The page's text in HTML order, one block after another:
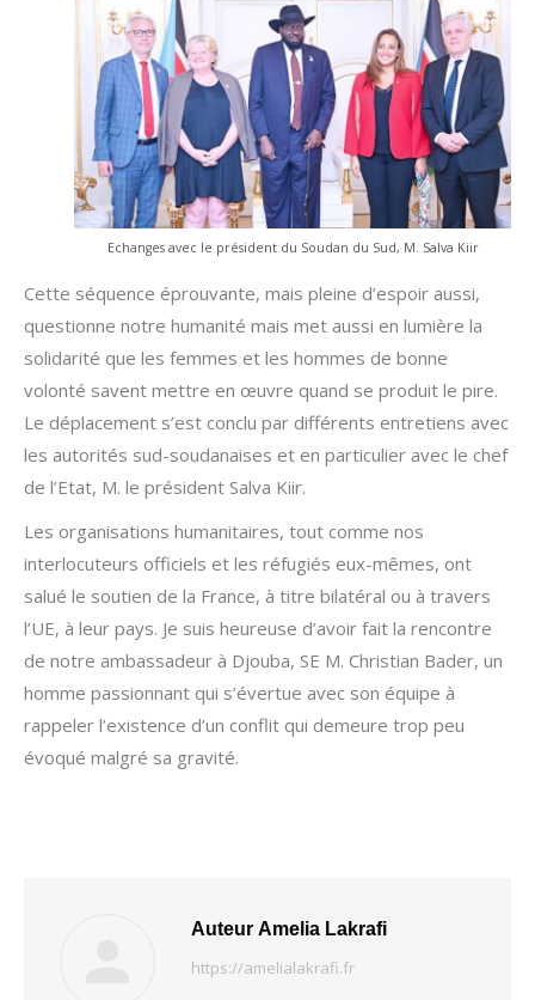
Echanges avec le président du Soudan du Sud, M. Salva Kiir
Cette séquence éprouvante, mais pleine d’espoir aussi,
questionne notre humanité mais met aussi en lumière la
solidarité que les femmes et les hommes de bonne
volonté savent mettre en œuvre quand se produit le pire.
Le déplacement s’est conclu par différents entretiens avec
les autorités sud-soudanaises et en particulier avec le chef
de l’Etat, M. le président Salva Kiir.
Les organisations humanitaires, tout comme nos
interlocuteurs officiels et les réfugiés eux-mêmes, ont
salué le soutien de la France, à titre bilatéral ou à travers
l’UE, à leur pays. Je suis heureuse d’avoir fait la rencontre
de notre ambassadeur à Djouba, SE M. Christian Bader, un
homme passionnant qui s’évertue avec son équipe à
rappeler l’existence d’un conflit qui demeure trop peu
évoqué malgré sa gravité.
Auteur Amelia Lakrafi
https://amelialakrafi.fr